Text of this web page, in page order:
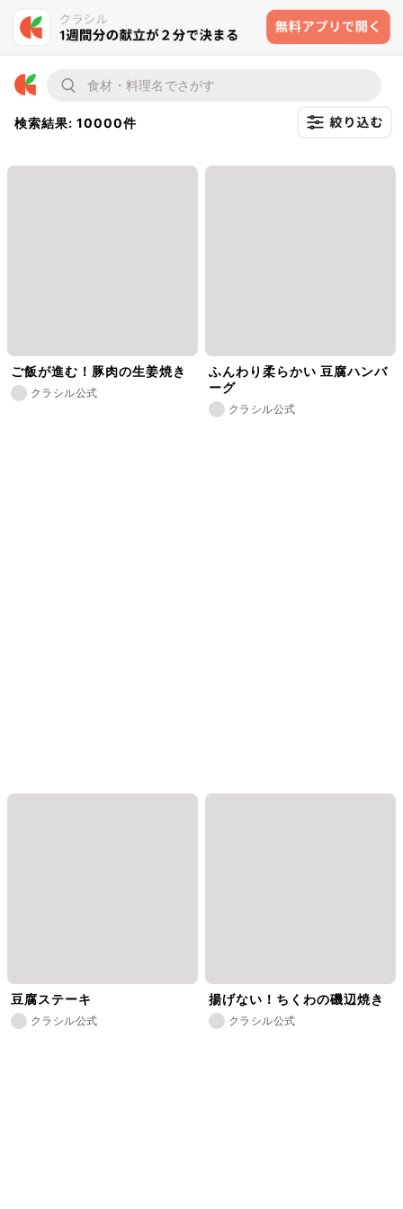
検索結果: 10000件
ご飯が進む！豚肉の生姜焼き
クラシル公式
ふんわり柔らかい 豆腐ハンバ
ーグ
クラシル公式
豆腐ステーキ
クラシル公式
揚げない！ちくわの磯辺焼き
クラシル公式